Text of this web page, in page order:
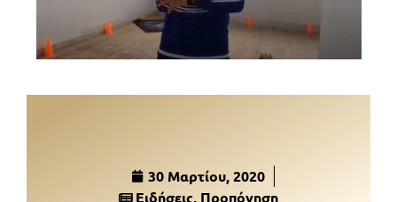
30 Μαρτίου, 2020
Ειδήσεις, Προπόνηση